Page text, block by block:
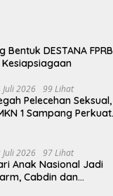
Bentuk DESTANA FPRB
Juli 2026 99 Lihat
Pelecehan Seksual,
1 Sampang Perkuat
Juli 2026 97 Lihat
Anak Nasional Jadi
Cabdin dan